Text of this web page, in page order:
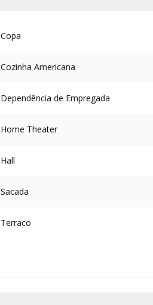
Copa
Cozinha Americana
Dependência de Empregada
Home Theater
Hall
Sacada
Terraco